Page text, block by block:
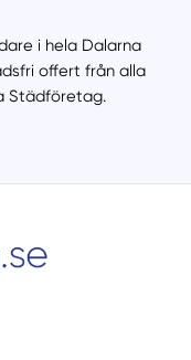
i hela Dalarna
offert från alla
Städföretag.